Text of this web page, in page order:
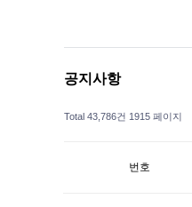
공지사항
Total 43,786건 1915 페이지
번호